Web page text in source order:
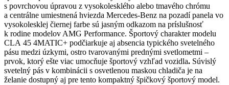
s povrchovou úpravou z vysokolesklého alebo tmavého chrómu
a centrálne umiestnená hviezda Mercedes-Benz na pozadí panela vo
vysokolesklej čiernej farbe sú jasným odkazom na príslušnosť
k rodine modelov AMG Performance. Športový charakter modelu
CLA 45 4MATIC+ podčiarkuje aj absencia typického svetelného
pásu medzi úzkymi, ostro tvarovanými prednými svetlometmi –
prvok, ktorý ešte viac umocňuje športový vzhľad vozidla. Súvislý
svetelný pás v kombinácii s osvetlenou maskou chladiča je na
želanie dostupný aj pre tento kompaktný špičkový športový model.